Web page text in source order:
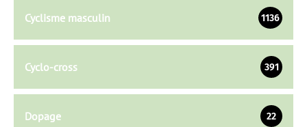
Cyclisme masculin 1136
Cyclo-cross 391
Dopage 22